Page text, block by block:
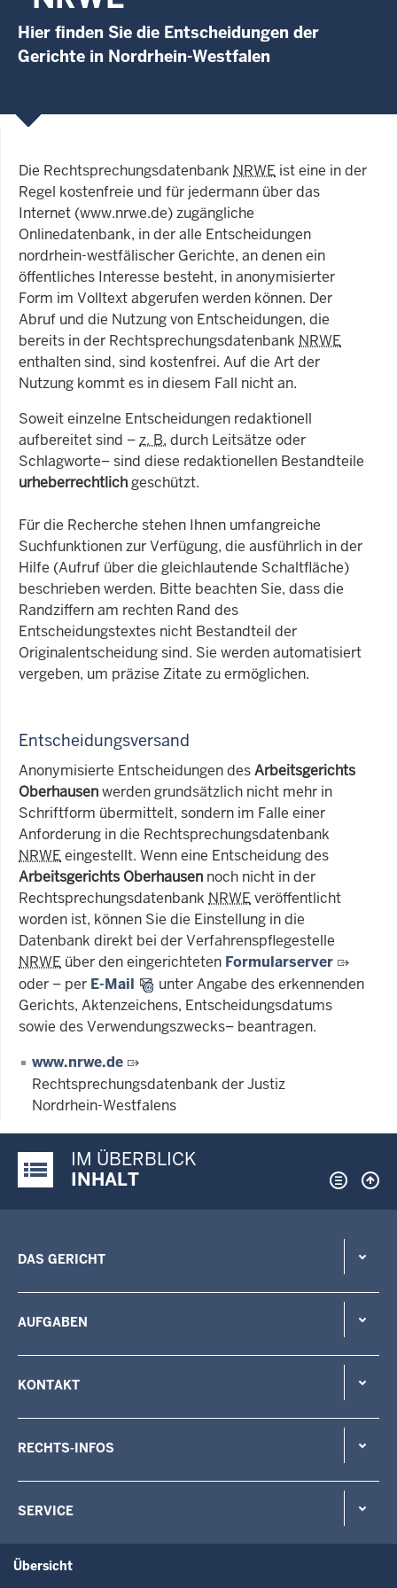
Hier finden Sie die Entscheidungen der
Gerichte in Nordrhein-Westfalen
Die Rechtsprechungsdatenbank NRWE ist eine in der
Regel kostenfreie und für jedermann über das
Internet (www.nrwe.de) zugängliche
Onlinedatenbank, in der alle Entscheidungen
nordrhein-westfälischer Gerichte, an denen ein
öffentliches Interesse besteht, in anonymisierter
Form im Volltext abgerufen werden können. Der
Abruf und die Nutzung von Entscheidungen, die
bereits in der Rechtsprechungsdatenbank NRWE
enthalten sind, sind kostenfrei. Auf die Art der
Nutzung kommt es in diesem Fall nicht an.
Soweit einzelne Entscheidungen redaktionell
aufbereitet sind –z. B. durch Leitsätze oder
Schlagworte– sind diese redaktionellen Bestandteile
urheberrechtlichgeschützt.
Für die Recherche stehen Ihnen umfangreiche
Suchfunktionen zur Verfügung, die ausführlich in der
Hilfe (Aufruf über die gleichlautende Schaltfläche)
beschrieben werden. Bitte beachten Sie, dass die
Randziffern am rechten Rand des
Entscheidungstextes nicht Bestandteil der
Originalentscheidung sind. Sie werden automatisiert
vergeben, um präzise Zitate zu ermöglichen.
Entscheidungsversand
Anonymisierte Entscheidungen desArbeitsgerichts
Oberhausenwerden grundsätzlich nicht mehr in
Schriftform übermittelt, sondern im Falle einer
Anforderung in die Rechtsprechungsdatenbank
NRWE eingestellt. Wenn eine Entscheidung des
Arbeitsgerichts Oberhausen noch nicht in der
Rechtsprechungsdatenbank NRWE veröffentlicht
worden ist, können Sie die Einstellung in die
Datenbank direkt bei der Verfahrenspflegestelle
NRWE über den eingerichteten Formularserver
oder – per E-Mail
unter Angabe des erkennenden
Gerichts, Aktenzeichens, Entscheidungsdatums
sowie des Verwendungszwecks– beantragen.
www.nrwe.de
Rechtsprechungsdatenbank der Justiz
Nordrhein-Westfalens
Justiz-Portal im Überblick:
IM ÜBERBLICK
INHALT
DAS GERICHT
AUFGABEN
KONTAKT
RECHTS-INFOS
SERVICE
Übersicht